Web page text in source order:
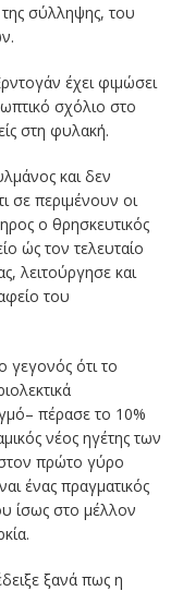
της σύλληψης, του
έχει φιμώσει
σχόλιο στο
στη φυλακή.
και δεν
σε περιμένουν οι
ο θρησκευτικός
ώς τον τελευταίο
λειτούργησε και
του
γεγονός ότι το
πέρασε το 10%
νέος ηγέτης των
πρώτο γύρο
ένας πραγματικός
ίσως στο μέλλον
ξανά πως η